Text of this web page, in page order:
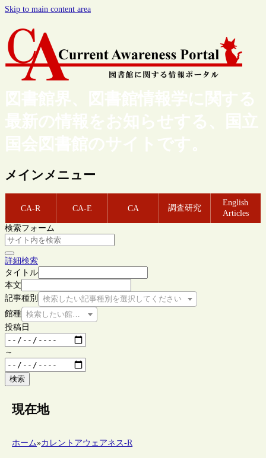
Skip to main content area
図書館界、図書館情報学に関する
最新の情報をお知らせする、国立
国会図書館のサイトです。
メインメニュー
CA-R CA-E CA 調査研究
English
Articles
検索フォーム
詳細検索
タイトル
本文
記事種別
検索したい記事種別を選択してください
館種 検索したい館種を選択してください
投稿日
～
検索
現在地
ホーム»カレントアウェアネス-R